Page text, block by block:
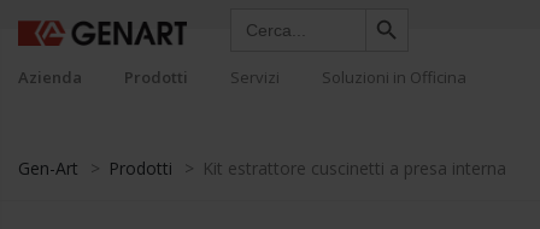
Azienda Prodotti Servizi Soluzioni in Officina
Gen-Art > Prodotti > Kit estrattore cuscinetti a presa interna